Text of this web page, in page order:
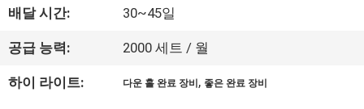
장
여
행
배달 시간: 30~45일
공급 능력: 2000 세트 / 월
하이 라이트: 다운 홀 완료 장비 , 좋은 완료 장비